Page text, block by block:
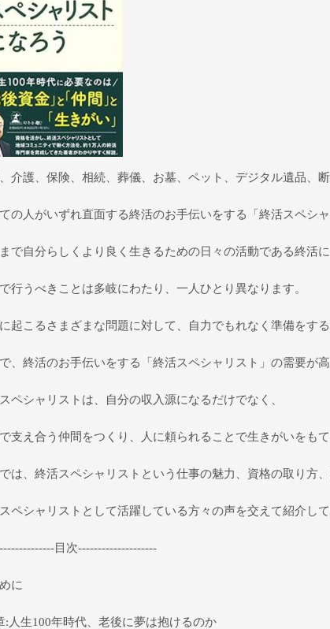
介護、保険、相続、葬儀、お墓、ペット、デジタル遺品、
の人がいずれ直面する終活のお手伝いをする「終活スペシ
で自分らしくより良く生きるための日々の活動である終活
行うべきことは多岐にわたり、一人ひとり異なります。
起こるさまざまな問題に対して、自力でもれなく準備をす
、終活のお手伝いをする「終活スペシャリスト」の需要が高
ペシャリストは、自分の収入源になるだけでなく、
支え合う仲間をつくり、人に頼られることで生きがいをもて
は、終活スペシャリストという仕事の魅力、資格の取り方、
ペシャリストとして活躍している方々の声を交えて紹介して
目次--------------------
に
:人生100年時代、老後に夢は抱けるのか